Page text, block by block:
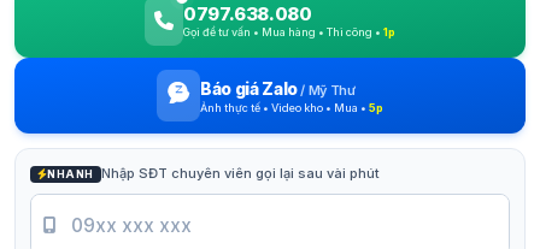
0797.638.080
Gọi để tư vấn • Mua hàng • Thi công • 1p
Báo giá Zalo/ Mỹ Thư
Ảnh thực tế • Video kho • Mua • 5p
NHANH Nhập SĐT chuyên viên gọi lại sau vài phút